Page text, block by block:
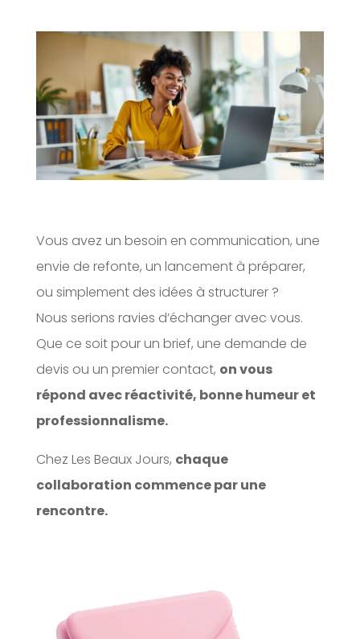
Vous avez un besoin en communication, une
envie de refonte, un lancement à préparer,
ou simplement des idées à structurer ?
Nous serions ravies d’échanger avec vous.
Que ce soit pour un brief, une demande de
devis ou un premier contact, on vous
répond avec réactivité, bonne humeur et
professionnalisme.
Chez Les Beaux Jours, chaque
collaboration commence par une
rencontre.